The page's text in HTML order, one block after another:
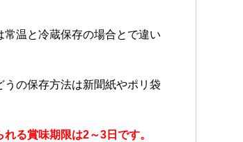
温と冷蔵保存の場合とで違い
の保存方法は新聞紙やポリ袋
る賞味期限は2～3日です。